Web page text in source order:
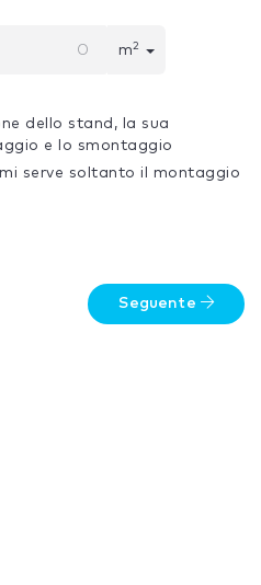
m2
dello stand, la sua
e lo smontaggio
serve soltanto il montaggio
Seguente